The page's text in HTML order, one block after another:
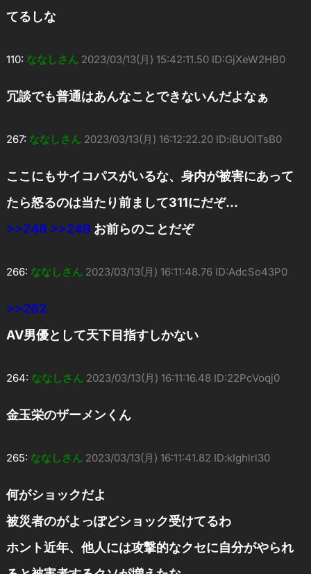
てるしな
110: ななしさん 2023/03/13(月) 15:42:11.50 ID:GjXeW2HB0
冗談でも普通はあんなことできないんだよなぁ
267: ななしさん 2023/03/13(月) 16:12:22.20 ID:iBUOlTsB0
ここにもサイコパスがいるな、身内が被害にあって
たら怒るのは当たり前まして311にだぞ…
>>248 >>249 お前らのことだぞ
266: ななしさん 2023/03/13(月) 16:11:48.76 ID:AdcSo43P0
>>262
AV男優として天下目指すしかない
264: ななしさん 2023/03/13(月) 16:11:16.48 ID:22PcVoqj0
金玉栄のザーメンくん
265: ななしさん 2023/03/13(月) 16:11:41.82 ID:kIghlrl30
何がショックだよ
被災者のがよっぽどショック受けてるわ
ホント近年、他人には攻撃的なクセに自分がやられ